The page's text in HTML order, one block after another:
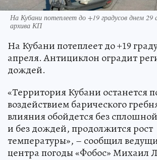
На Кубани потеплеет до +19 градусов днем 29
архива КП
На Кубани потеплеет до +19
апреля. Антициклон оградит
дождей.
«Территория Кубани останется
воздействием барического
влияния обойдется без
и без дождей, продолжится рост
температуры», – сообщил
центра погоды «Фобос» Михаил